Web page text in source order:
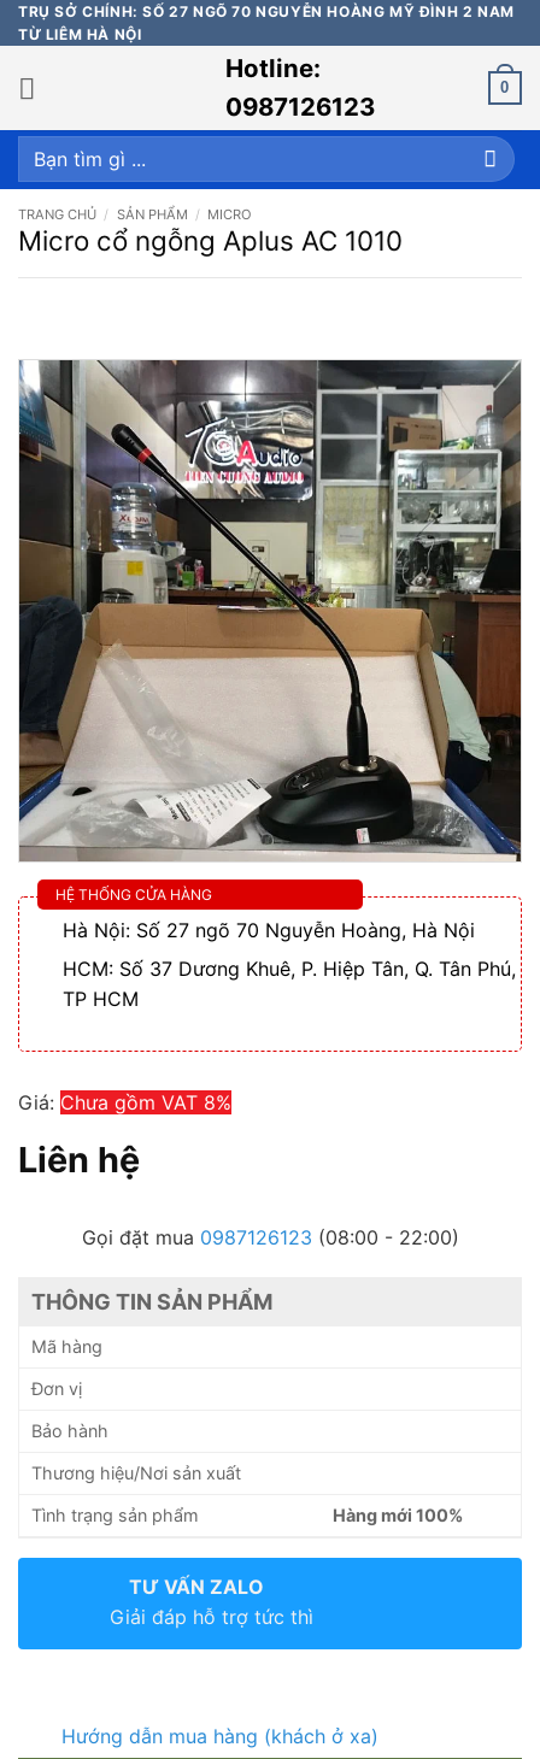
Bỏ
qua
nội
dung
TRỤ SỞ CHÍNH: SỐ 27 NGÕ 70 NGUYỄN HOÀNG MỸ ĐÌNH 2 NAM
TỪ LIÊM HÀ NỘI
Hotline:
0987126123
0
Tìm
kiếm:
TRANG CHỦ / SẢN PHẨM / MICRO
Micro cổ ngỗng Aplus AC 1010
HỆ THỐNG CỬA HÀNG
Hà Nội: Số 27 ngõ 70 Nguyễn Hoàng, Hà Nội
HCM: Số 37 Dương Khuê, P. Hiệp Tân, Q. Tân Phú,
TP HCM
Giá: Chưa gồm VAT 8%
Liên hệ
Gọi đặt mua 0987126123 (08:00 - 22:00)
THÔNG TIN SẢN PHẨM
Mã hàng
Đơn vị
Bảo hành
Thương hiệu/Nơi sản xuất
Tình trạng sản phẩm Hàng mới 100%
TƯ VẤN ZALO
Giải đáp hỗ trợ tức thì
Hướng dẫn mua hàng (khách ở xa)